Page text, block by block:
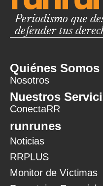
Periodismo que
defender tus
Quiénes Somos
Nosotros
Nuestros
ConectaRR
runrunes
Noticias
RRPLUS
Monitor de Víctimas